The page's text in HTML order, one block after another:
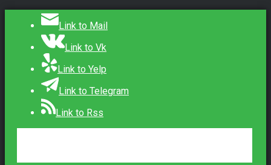
Link to Mail
Link to Vk
Link to Yelp
Link to Telegram
Link to Rss